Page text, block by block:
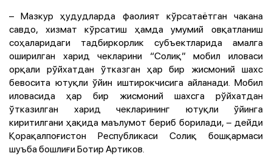
– Мазкур ҳудудларда фаолият кўрсатаётган чакана
савдо, хизмат кўрсатиш ҳамда умумий овқатланиш
соҳаларидаги тадбиркорлик субъектларида амалга
оширилган харид чекларини “Солиқ” мобил иловаси
орқали рўйхатдан ўтказган ҳар бир жисмоний шахс
бевосита ютуқли ўйин иштирокчисига айланади. Мобил
иловасида ҳар бир жисмоний шахсга рўйхатдан
ўтказилган харид чекларининг ютуқли ўйинга
киритилгани ҳақида маълумот бериб борилади, – дейди
Қорақалпоғистон Республикаси Солиқ бошқармаси
шуъба бошлиғи Ботир Артиков.